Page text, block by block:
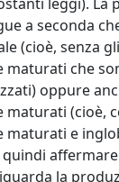
a seconda
(cioè, senza
maturati che
oppure
maturati (cioè,
maturati e
affermare
la